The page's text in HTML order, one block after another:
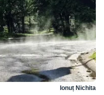
Ionuț Nichita